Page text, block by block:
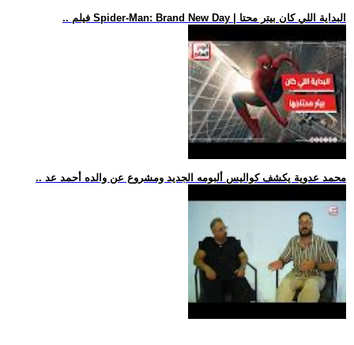
.. فيلم Spider-Man: Brand New Day | البداية اللي كان بيتر محتا
.. محمد عدوية يكشف كواليس ألبومه الجديد ومشروع عن والده أحمد عد